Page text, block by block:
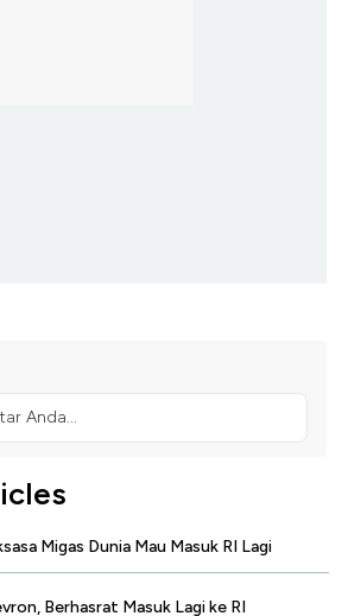
Anda...
Migas Dunia Mau Masuk RI Lagi
Berhasrat Masuk Lagi ke RI